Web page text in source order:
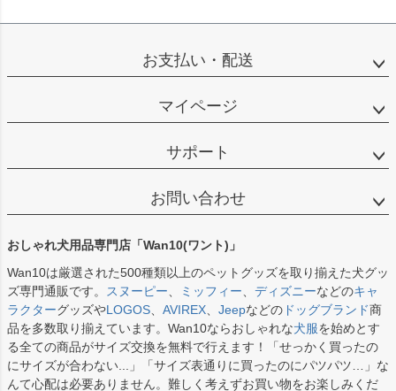
お支払い・配送
マイページ
サポート
お問い合わせ
おしゃれ犬用品専門店「Wan10(ワント)」
Wan10は厳選された500種類以上のペットグッズを取り揃えた犬グッ
ズ専門通販です。
スヌーピー ミッフィー ディズニーなどのキャ
ラクターグッズやLOGOS AVIREX Jeepなどの ドッグブランド商
品を多数取り揃えています。Wan10ならおしゃれな犬服を始めとす
る全ての商品がサイズ交換を無料で行えます！「せっかく買ったの
にサイズが合わない...」「サイズ表通りに買ったのにパツパツ…」な
んて心配は必要ありません。難しく考えずお買い物をお楽しみくだ